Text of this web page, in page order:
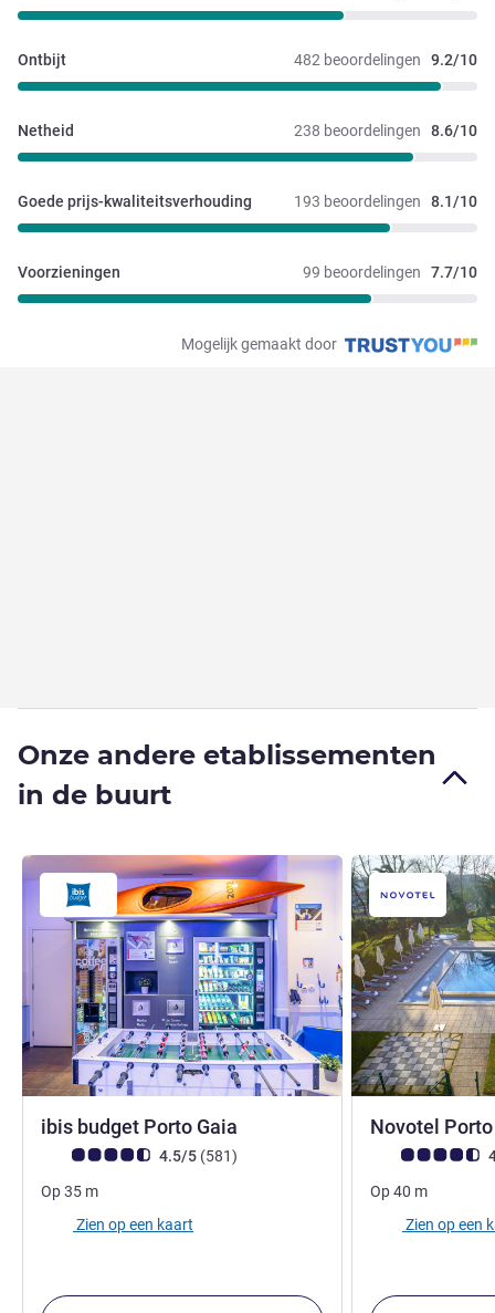
482 beoordelingen 9.2/10
Ontbijt
238 beoordelingen 8.6/10
Netheid
193 beoordelingen 8.1/10
Goede prijs-kwaliteitsverhouding
99 beoordelingen 7.7/10
Voorzieningen
Mogelijk gemaakt door
Onze andere etablissementen
in de buurt
ibis budget Porto Gaia
Avis-klantbeoordeling (ALL beoordeling)
4.5/5 (581beoordelingen
)
Op35 m
Zien op een kaart
Novotel
Avis-
Op40 m
Zien op een